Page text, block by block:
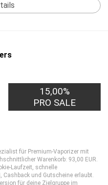
15,00%
PRO SALE
für Premium-Vaporizer mit
Warenkorb: 93,00 EUR.
Laufzeit, schnelle
Cashback und Gutscheine erlaubt.
für deine Zielgruppe im